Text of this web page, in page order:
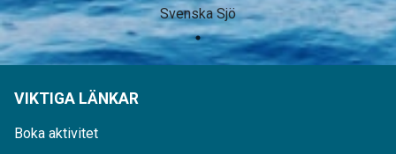
Svenska Sjö
VIKTIGA LÄNKAR
Boka aktivitet